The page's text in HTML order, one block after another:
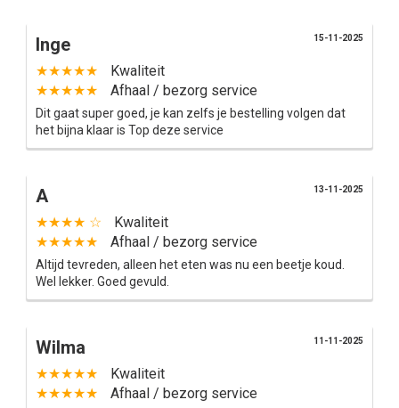
Home
Order online
Contact
Inge
★★★★★
Kwaliteit
★★★★★
Afhaal / bezorg service
Dit gaat super goed, je kan zelfs je bestelling volgen dat
het bijna klaar is Top deze service
15-11-2025
A
★★★★ ☆
Kwaliteit
★★★★★
Afhaal / bezorg service
Altijd tevreden, alleen het eten was nu een beetje koud.
Wel lekker. Goed gevuld.
13-11-2025
Wilma
★★★★★
Kwaliteit
★★★★★
Afhaal / bezorg service
11-11-2025